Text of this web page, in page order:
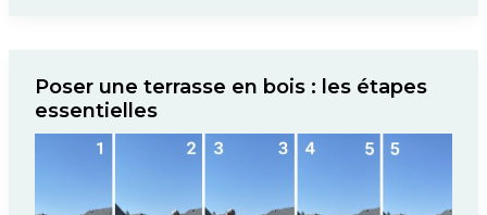
Poser une terrasse en bois : les étapes
essentielles